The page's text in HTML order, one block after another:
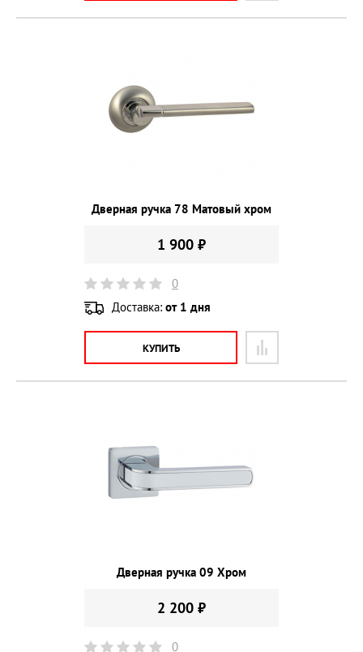
Дверная ручка 78 Матовый хром
1 900 ₽
0
Доставка: от 1 дня
КУПИТЬ
Дверная ручка 09 Хром
2 200 ₽
0